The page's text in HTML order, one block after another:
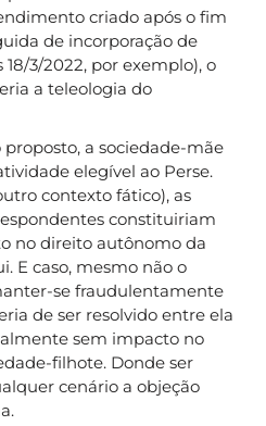
criado após o fim
de incorporação de
3/2022, por exemplo), o
a teleologia do
a sociedade-mãe
elegível ao Perse.
contexto fático), as
constituiriam
no direito autônomo da
E caso, mesmo não o
se fraudulentamente
de ser resolvido entre ela
sem impacto no
filhote. Donde ser
cenário a objeção